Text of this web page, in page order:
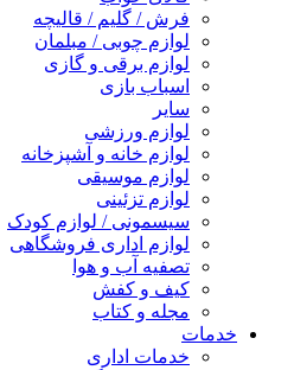
فرش / گلیم / قالیچه
لوازم چوبی / مبلمان
لوازم برقی و گازی
اسباب بازی
سایر
لوازم ورزشی
لوازم خانه و آشپزخانه
لوازم موسیقی
لوازم تزئینی
سیسمونی / لوازم کودک
لوازم اداری فروشگاهی
تصفیه آب و هوا
کیف و کفش
مجله و کتاب
خدمات
خدمات اداری